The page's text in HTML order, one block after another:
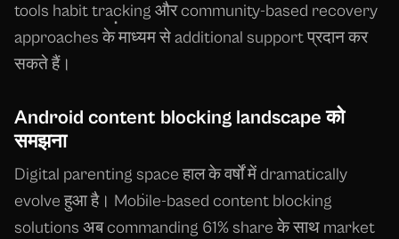
tools habit tracking और community-based recovery
approaches के माध्यम से additional support प्रदान कर
सकते हैं।
Android content blocking landscape को
समझना
Digital parenting space हाल के वर्षों में dramatically
evolve हुआ है। Mobile-based content blocking
solutions अब commanding 61% share के साथ market